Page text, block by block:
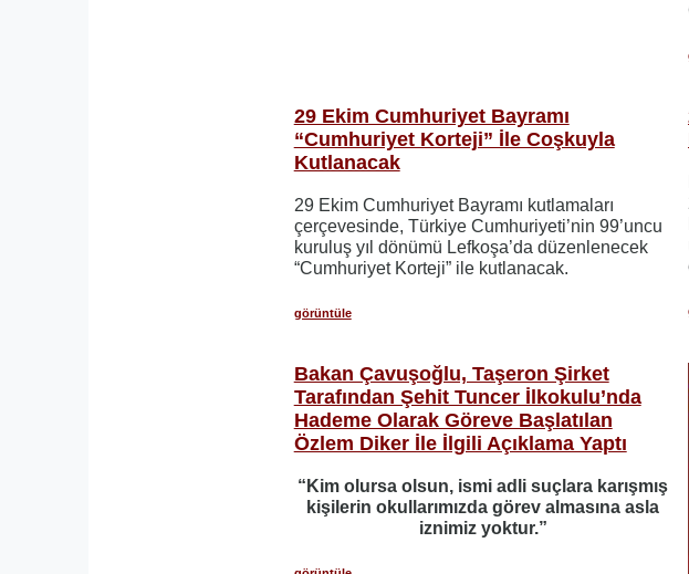
29 Ekim Cumhuriyet Bayramı
“Cumhuriyet Korteji” İle Coşkuyla
Kutlanacak
29 Ekim Cumhuriyet Bayramı kutlamaları
çerçevesinde, Türkiye Cumhuriyeti’nin 99’uncu
kuruluş yıl dönümü Lefkoşa’da düzenlenecek
“Cumhuriyet Korteji” ile kutlanacak.
görüntüle
Bakan Çavuşoğlu, Taşeron Şirket
Tarafından Şehit Tuncer İlkokulu’nda
Hademe Olarak Göreve Başlatılan
Özlem Diker İle İlgili Açıklama Yaptı
“Kim olursa olsun, ismi adli suçlara karışmış
kişilerin okullarımızda görev almasına asla
iznimiz yoktur.”